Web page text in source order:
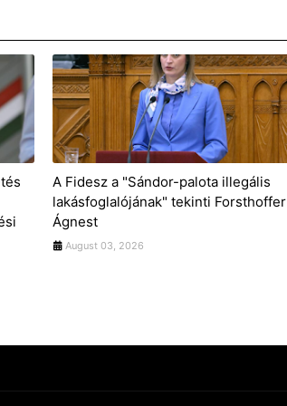
A Fidesz a "Sándor-palota illegális
lakásfoglalójának" tekinti Forsthoffer
Ágnest
August 03, 2026